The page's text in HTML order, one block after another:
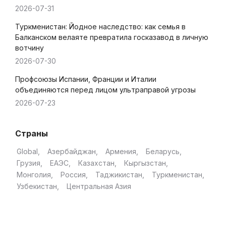
2026-07-31
Туркменистан: Йодное наследство: как семья в
Балканском велаяте превратила госказавод в личную
вотчину
2026-07-30
Профсоюзы Испании, Франции и Италии
объединяются перед лицом ультраправой угрозы
2026-07-23
Страны
Global Азербайджан Армения
Беларусь
Грузия
ЕАЭС Казахстан
Кыргызстан
Монголия
Россия Таджикистан
Туркменистан
Узбекистан
Центральная Азия